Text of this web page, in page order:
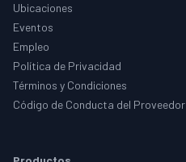
Ubicaciones
Eventos
Empleo
Política de Privacidad
Términos y Condiciones
Código de Conducta del Proveedor